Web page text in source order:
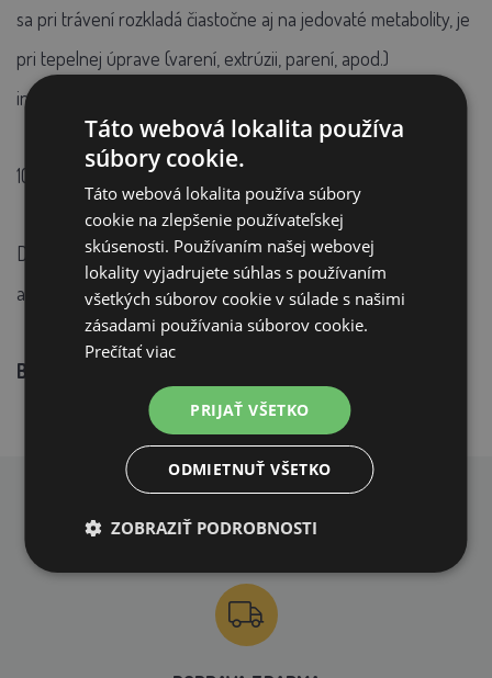
sa pri trávení rozkladá čiastočne aj na jedovaté metabolity, je
pri tepelnej úprave (varení, extrúzii, parení, apod.)
inaktivovaný. Toto krmivo je teda z tohto ohľadu bezpečné.
100–150 g denne spoločne s ostatnými krmivami.
Dávku je nutné prispôsobiť plemenu, veku a kondícii koňa
alebo pony.
Balenie:
PREČO NAKUPOVAŤ U NÁS?
Táto webová lokalita používa
súbory cookie.
Táto webová lokalita používa súbory
cookie na zlepšenie používateľskej
skúsenosti. Používaním našej webovej
lokality vyjadrujete súhlas s používaním
všetkých súborov cookie v súlade s našimi
zásadami používania súborov cookie.
Prečítať viac
PRIJAŤ VŠETKO
ODMIETNUŤ VŠETKO
ZOBRAZIŤ PODROBNOSTI